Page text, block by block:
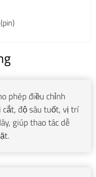
phép điều chỉnh
cắt, độ sâu tuốt, vị trí
giúp thao tác dễ